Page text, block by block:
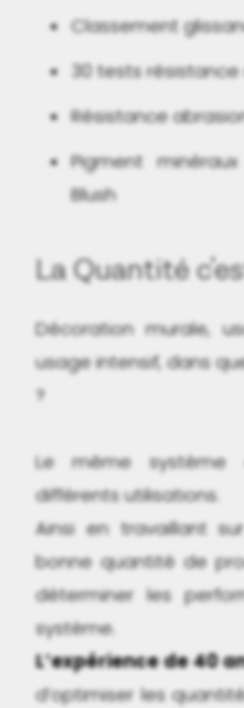
Classement
30 tests
Résistance
Pigment
Blush
La Quantité
Décoration murale,
usage intensif, dans
?
Le même système
différents utilisations.
Ainsi en travaillant
bonne quantité de
déterminer les
système.
L’expérience de 40
d’optimiser les